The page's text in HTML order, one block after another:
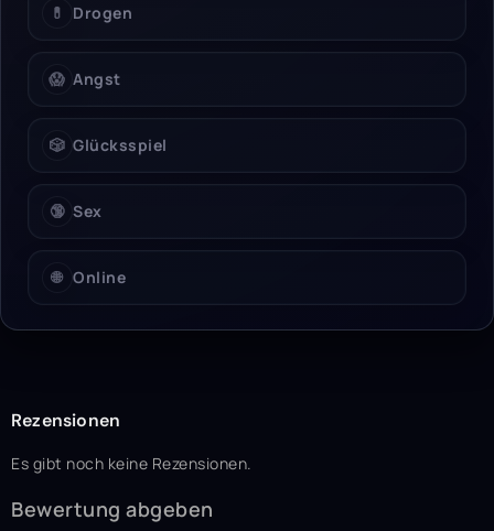
💊 Drogen
😱 Angst
🎲 Glücksspiel
🔞 Sex
🌐 Online
Rezensionen
Es gibt noch keine Rezensionen.
Bewertung abgeben